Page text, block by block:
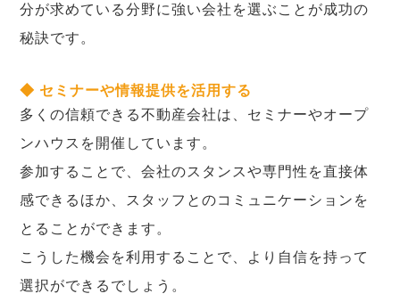
分が求めている分野に強い会社を選ぶことが成功の
秘訣です。
◆ セミナーや情報提供を活用する
多くの信頼できる不動産会社は、セミナーやオープ
ンハウスを開催しています。
参加することで、会社のスタンスや専門性を直接体
感できるほか、スタッフとのコミュニケーションを
とることができます。
こうした機会を利用することで、より自信を持って
選択ができるでしょう。